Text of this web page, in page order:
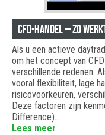
CFD-handel – zo
Als u een actieve
om het concept van
verschillende redenen.
vooral flexibiliteit, lage
risicovoorkeuren,
Deze factoren zijn
Difference).…
Lees meer